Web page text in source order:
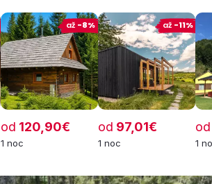
od 120,90€
1 noc
až -8%
od 97,01€
1 noc
až -11%
od
1